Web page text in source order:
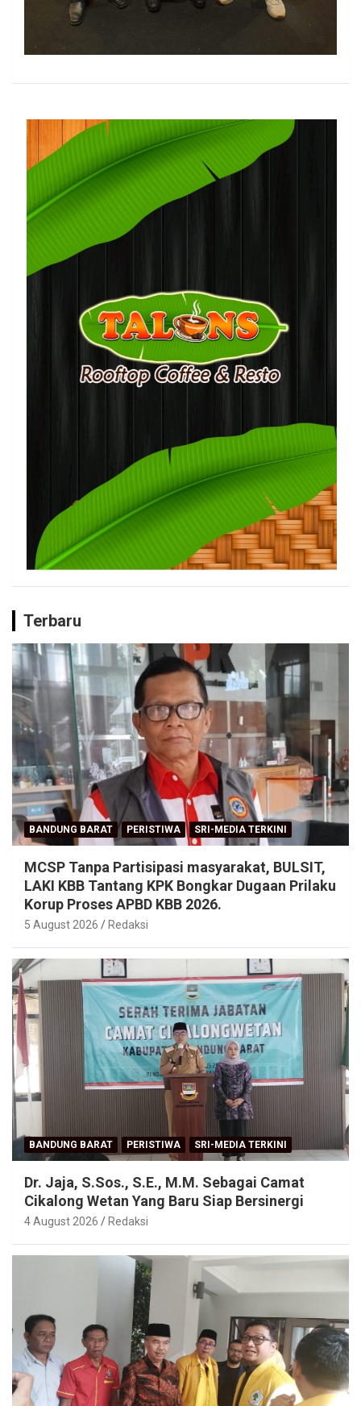
Terbaru
BANDUNG BARAT PERISTIWA SRI-MEDIA TERKINI
MCSP Tanpa Partisipasi masyarakat, BULSIT,
LAKI KBB Tantang KPK Bongkar Dugaan Prilaku
Korup Proses APBD KBB 2026.
5 August 2026 Redaksi
BANDUNG BARAT PERISTIWA SRI-MEDIA TERKINI
Dr. Jaja, S.Sos., S.E., M.M. Sebagai Camat
Cikalong Wetan Yang Baru Siap Bersinergi
4 August 2026 Redaksi